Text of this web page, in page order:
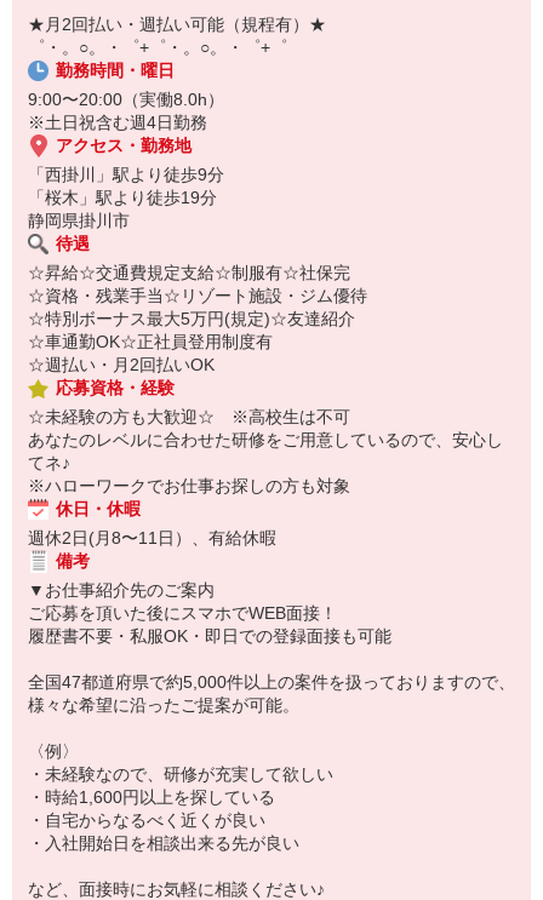
気になった方はお気軽にご相談ください！
★月2回払い・週払い可能（規程有）★
゜・。○。・゜+゜・。○。・゜+゜
勤務時間・曜日
9:00〜20:00（実働8.0h）
※土日祝含む週4日勤務
アクセス・勤務地
「西掛川」駅より徒歩9分
「桜木」駅より徒歩19分
静岡県掛川市
待遇
☆昇給☆交通費規定支給☆制服有☆社保完
☆資格・残業手当☆リゾート施設・ジム優待
☆特別ボーナス最大5万円(規定)☆友達紹介
☆車通勤OK☆正社員登用制度有
☆週払い・月2回払いOK
応募資格・経験
☆未経験の方も大歓迎☆ ※高校生は不可
あなたのレベルに合わせた研修をご用意しているので、安心し
てネ♪
※ハローワークでお仕事お探しの方も対象
休日・休暇
週休2日(月8〜11日）、有給休暇
備考
▼お仕事紹介先のご案内
ご応募を頂いた後にスマホでWEB面接！
履歴書不要・私服OK・即日での登録面接も可能
全国47都道府県で約5,000件以上の案件を扱っておりますので、
様々な希望に沿ったご提案が可能。
〈例〉
・未経験なので、研修が充実して欲しい
・時給1,600円以上を探している
・自宅からなるべく近くが良い
・入社開始日を相談出来る先が良い
など、面接時にお気軽に相談ください♪